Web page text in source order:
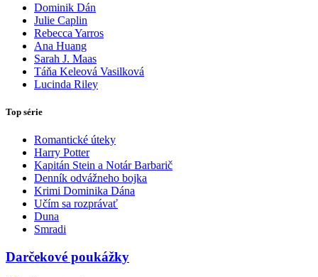
Dominik Dán
Julie Caplin
Rebecca Yarros
Ana Huang
Sarah J. Maas
Táňa Keleová Vasilková
Lucinda Riley
Top série
Romantické úteky
Harry Potter
Kapitán Stein a Notár Barbarič
Denník odvážneho bojka
Krimi Dominika Dána
Učím sa rozprávať
Duna
Smradi
Darčekové poukážky